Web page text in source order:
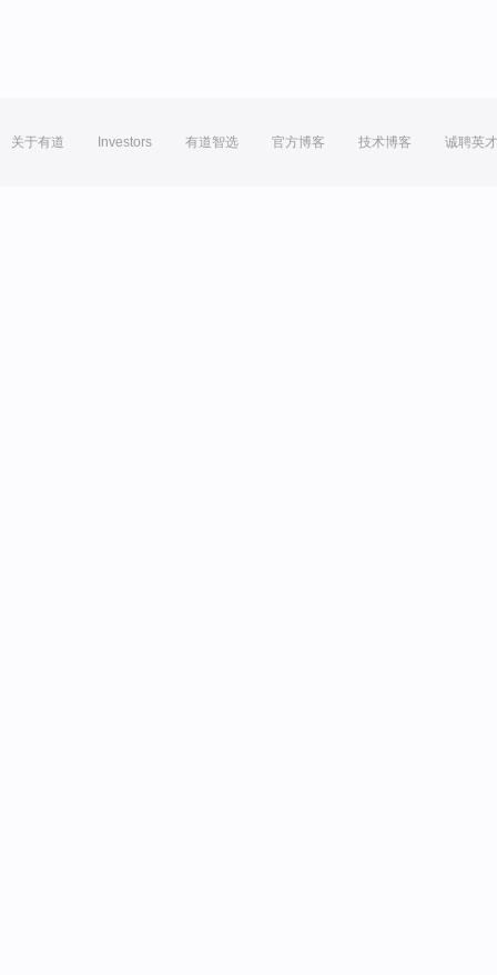
关于有道 Investors 有道智选 官方博客 技术博客 诚聘英才